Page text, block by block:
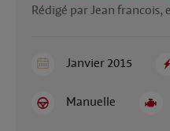
Rédigé par Jean francois,
Janvier 2015
Manuelle